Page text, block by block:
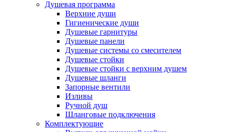
Душевая программа
Верхние души
Гигиенические души
Душевые гарнитуры
Душевые панели
Душевые системы со смесителем
Душевые стойки
Душевые стойки с верхним душем
Душевые шланги
Запорные вентили
Изливы
Ручной душ
Шланговые подключения
Комплектующие